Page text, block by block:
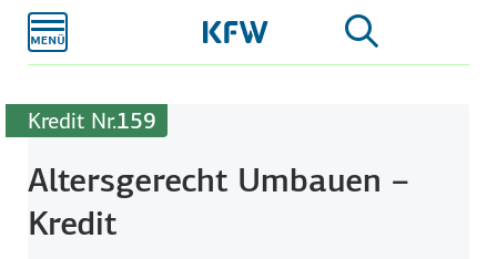
Hauptinhalt
Kredit Nr.159
Altersgerecht Umbauen –
Kredit